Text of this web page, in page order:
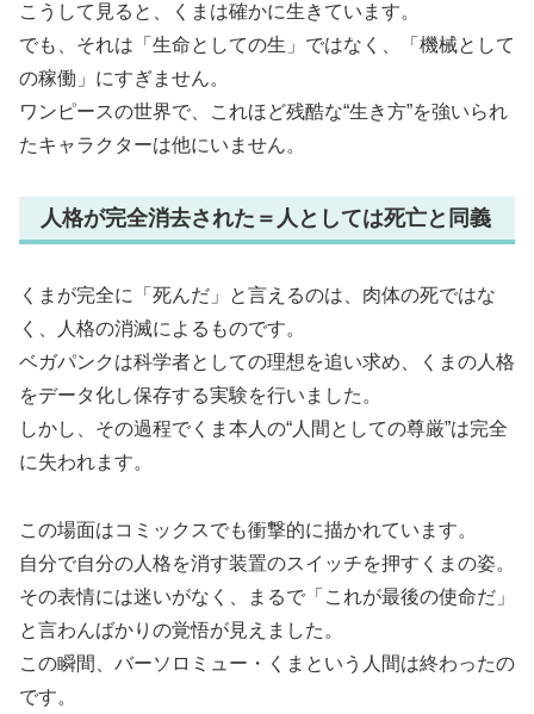
こうして見ると、くまは確かに生きています。
でも、それは「生命としての生」ではなく、「機械として
の稼働」にすぎません。
ワンピースの世界で、これほど残酷な“生き方”を強いられ
たキャラクターは他にいません。
人格が完全消去された＝人としては死亡と同義
くまが完全に「死んだ」と言えるのは、肉体の死ではな
く、人格の消滅によるものです。
ベガパンクは科学者としての理想を追い求め、くまの人格
をデータ化し保存する実験を行いました。
しかし、その過程でくま本人の“人間としての尊厳”は完全
に失われます。
この場面はコミックスでも衝撃的に描かれています。
自分で自分の人格を消す装置のスイッチを押すくまの姿。
その表情には迷いがなく、まるで「これが最後の使命だ」
と言わんばかりの覚悟が見えました。
この瞬間、バーソロミュー・くまという人間は終わったの
です。